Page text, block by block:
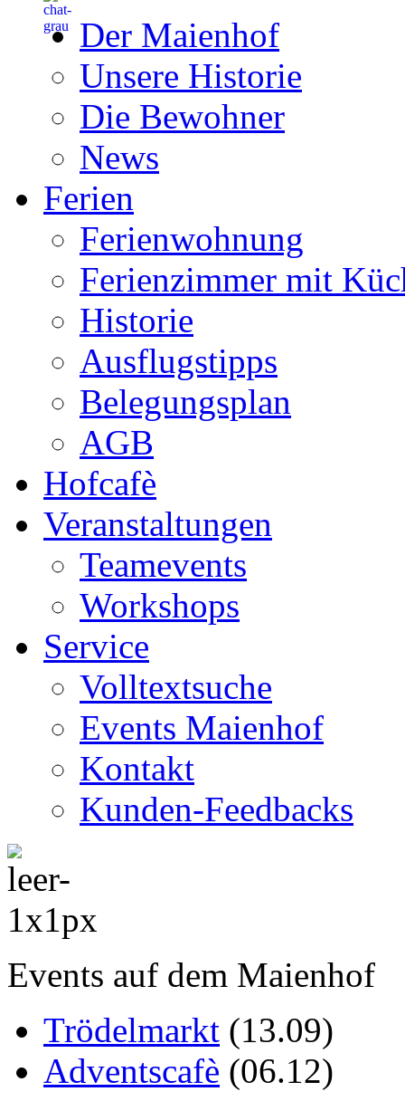
Der Maienhof
Unsere Historie
Die Bewohner
News
Ferien
Ferienwohnung
Ferienzimmer mit
Historie
Ausflugstipps
Belegungsplan
AGB
Hofcafè
Veranstaltungen
Teamevents
Workshops
Service
Volltextsuche
Events Maienhof
Kontakt
Kunden-Feedbacks
Events auf dem Maienhof
Trödelmarkt (13.09)
Adventscafè (06.12)